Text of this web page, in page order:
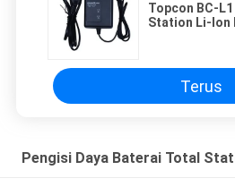
Topcon BC-
Station Li-lon
Terus
Pengisi Daya Baterai Total